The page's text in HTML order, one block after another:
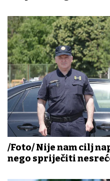
/Foto/ Nije nam cilj
nego spriječiti